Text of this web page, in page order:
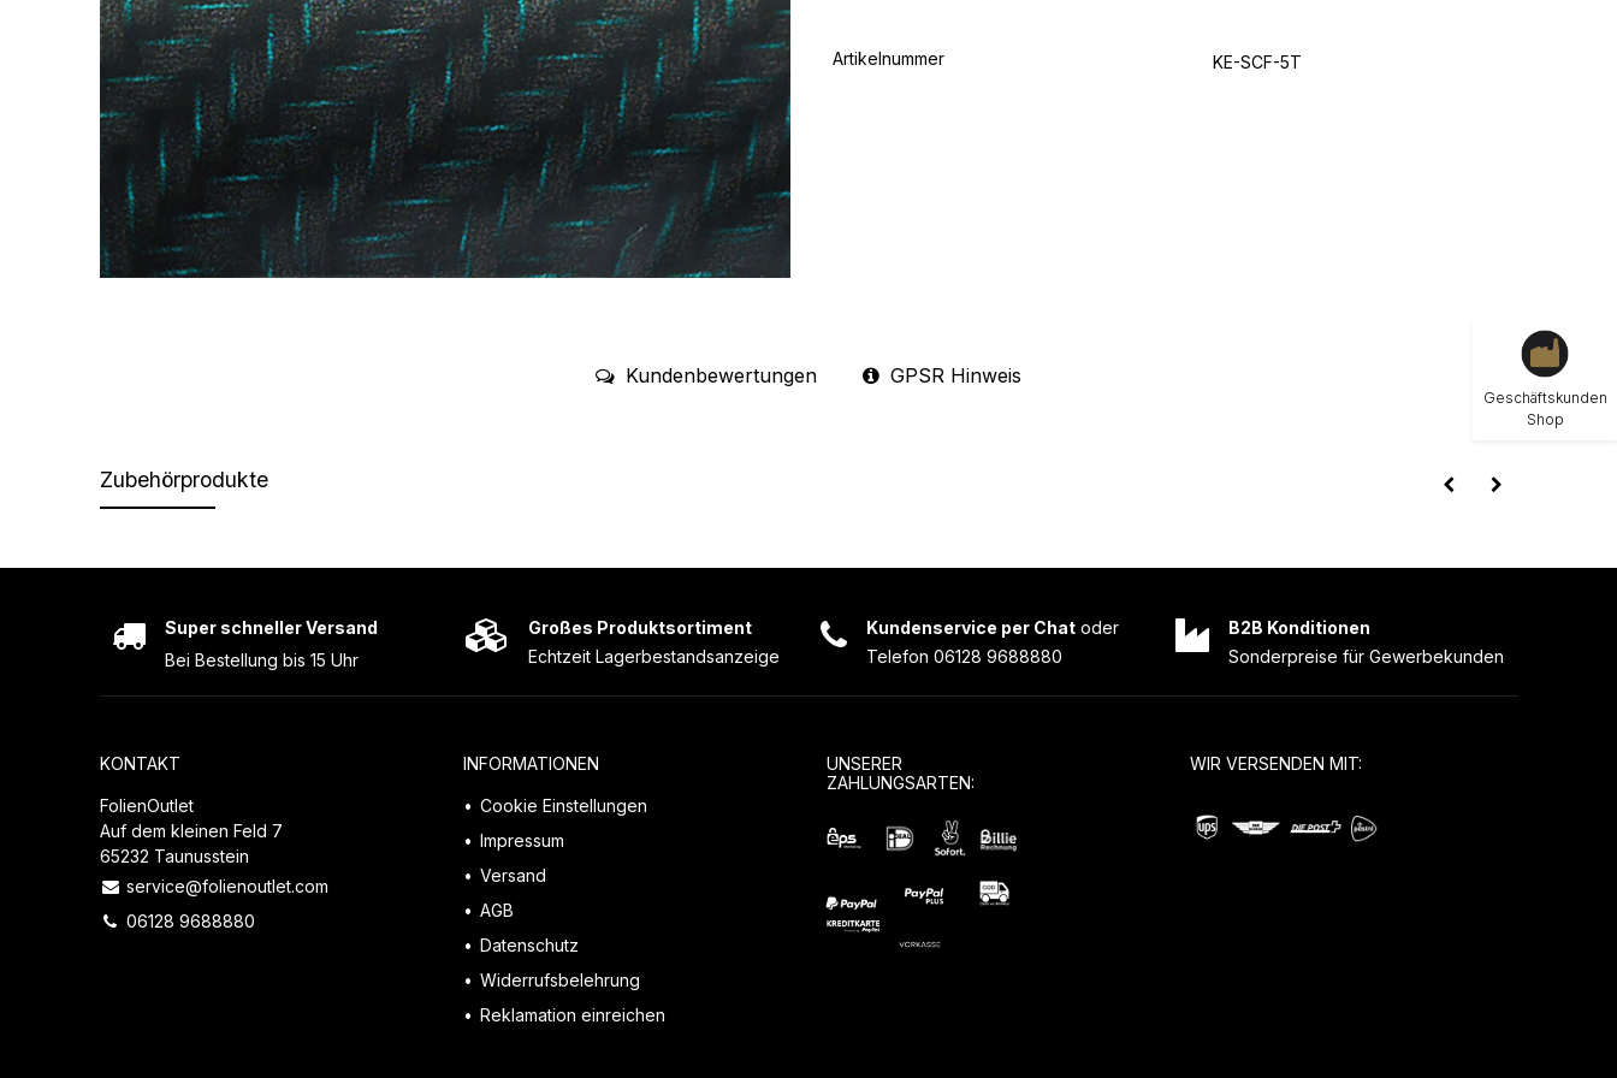
Artikelnummer KE-SCF-5T
Kundenbewertungen GPSR Hinweis
Zubehörprodukte
Großes Produktsortiment
Echtzeit Lagerbestandsanzeige
Kundenservice per Chat oder
Telefon 06128 9688880
Super schneller Versand
Bei Bestellung bis 15 Uhr
B2B Konditionen
Sonderpreise für Gewerbekunden
KONTAKT
FolienOutlet
Auf dem kleinen Feld 7
65232 Taunusstein
service@folienoutlet.com
06128 9688880
INFORMATIONEN
Cookie Einstellungen
Impressum
Versand
AGB
Datenschutz
Widerrufsbelehrung
Reklamation einreichen
UNSERER
ZAHLUNGSARTEN:
WIR VERSENDEN MIT:
Geschäftskunden
Shop